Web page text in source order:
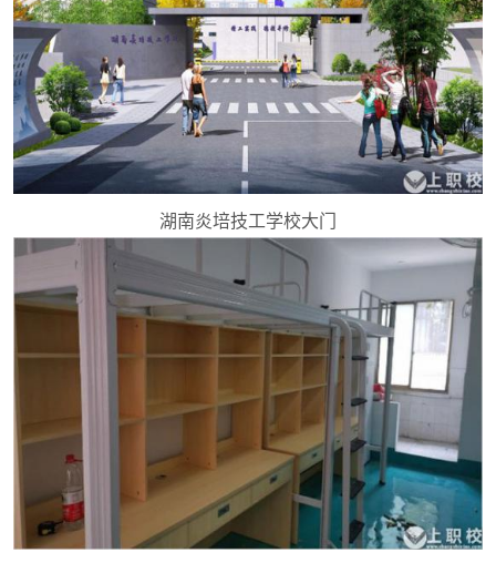
湖南炎培技工学校大门